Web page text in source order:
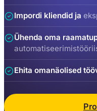
Impordi kliendid ja
Ühenda oma
Ehita omanäolised